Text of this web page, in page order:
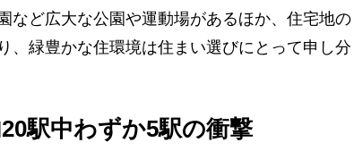
など広大な公園や運動場があるほか、住宅地の
、緑豊かな住環境は住まい選びにとって申し分
駅中わずか5駅の衝撃